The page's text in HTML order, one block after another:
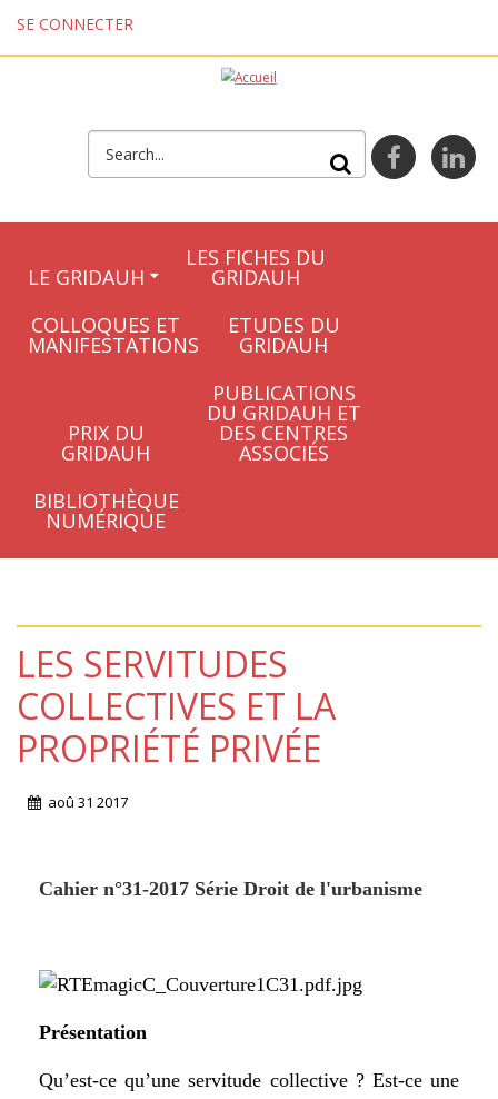
Aller au contenu principal
SE CONNECTER
facebook
FORMULAIRE DE
LE GRIDAUH
LES FICHES DU
GRIDAUH
COLLOQUES ET
MANIFESTATIONS
ETUDES DU
GRIDAUH
PRIX DU
GRIDAUH
PUBLICATIONS
DU GRIDAUH ET
DES CENTRES
ASSOCIÉS
BIBLIOTHÈQUE
NUMÉRIQUE
LES SERVITUDES
COLLECTIVES ET LA
PROPRIÉTÉ PRIVÉE
aoû 31 2017
Cahier n°31-2017 Série Droit de l'urbanisme
Présentation
Qu’est-ce qu’une servitude collective ? Est-ce une